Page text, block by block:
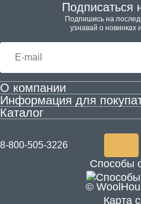
О компании
Производство
Контактная информация
Акции
Информация для
Гарантия и возврат
Согласие на обработку
Согласие на получение
Каталог
Одежда
Товары для здоровья из
Подписаться
Подпишись на
узнавай о новинках
8-800-505-3226
©
Карта
Способы